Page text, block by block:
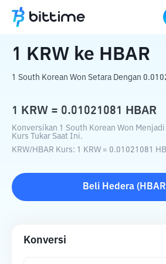
Beranda Konverter Kripto
1 KRW ke HBAR
1 South Korean Won Setara Dengan
1 KRW = 0.01021081 HBAR
Konversikan 1 South Korean Won
Kurs Tukar Saat Ini.
KRW/HBAR Kurs: 1 KRW = 0.01021081
Beli Hedera( HBAR
Konversi